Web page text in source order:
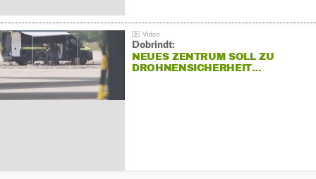
Dobrindt:
NEUES ZENTRUM SOLL ZU
DROHNENSICHERHEIT…